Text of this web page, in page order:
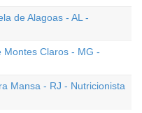
de Alagoas - AL -
Montes Claros - MG -
Mansa - RJ - Nutricionista